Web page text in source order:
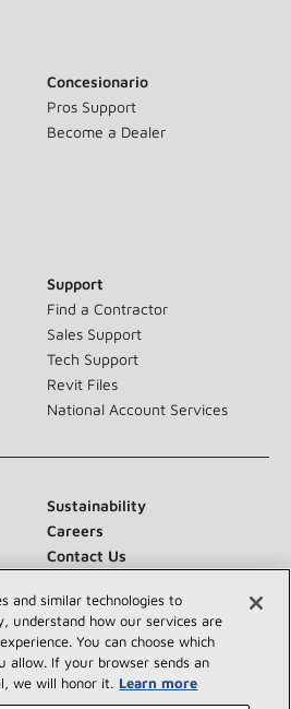
Concesionario
Pros Support
Become a Dealer
Support
Find a Contractor
Sales Support
Tech Support
Revit Files
National Account Services
Sustainability
Careers
Contact Us
and similar technologies to
understand how our services are
You can choose which
allow. If your browser sends an
we will honor it. Learn more